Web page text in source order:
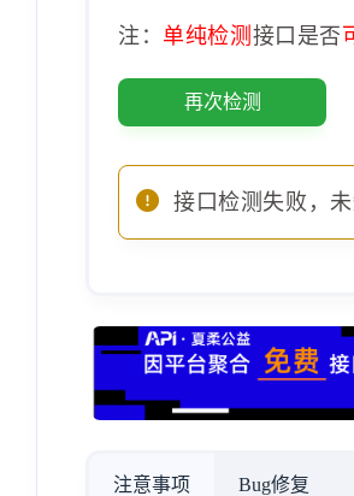
注： 单纯检测 接口是否
再次检测
接口检测失败，
注意事项 Bug修复